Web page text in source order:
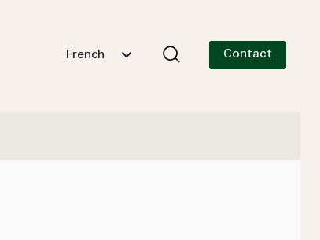
French Contact